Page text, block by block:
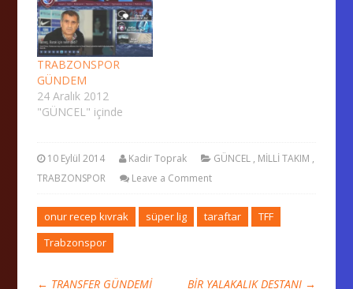
TRABZONSPOR
GÜNDEM
24 Aralık 2012
"GÜNCEL" içinde
10 Eylül 2014 Kadir Toprak GÜNCEL , MİLLİ TAKIM ,
TRABZONSPOR
Leave a Comment
onur recep kıvrak süper lig taraftar
TFF
Trabzonspor
← TRANSFER GÜNDEMİ BİR YALAKALIK DESTANI →